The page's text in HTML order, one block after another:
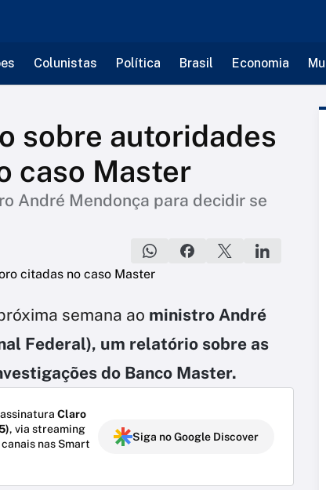
Colunistas Política Brasil Economia
sobre autoridades
caso Master
André Mendonça para decidir se
semana ao ministro André
Federal), um relatório sobre as
do Banco Master.
Claro
, via streaming
nas Smart
Siga no Google Discover